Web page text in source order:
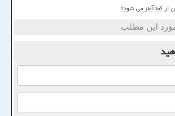
از کجا آغاز می شود؟
این مطلب